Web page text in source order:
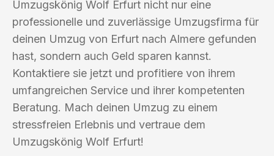
Umzugskönig Wolf Erfurt nicht nur eine
professionelle und zuverlässige Umzugsfirma für
deinen Umzug von Erfurt nach Almere gefunden
hast, sondern auch Geld sparen kannst.
Kontaktiere sie jetzt und profitiere von ihrem
umfangreichen Service und ihrer kompetenten
Beratung. Mach deinen Umzug zu einem
stressfreien Erlebnis und vertraue dem
Umzugskönig Wolf Erfurt!